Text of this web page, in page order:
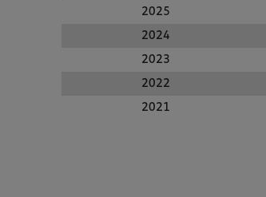
2025
2024
2023
2022
2021